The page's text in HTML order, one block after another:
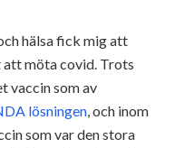
hälsa fick mig att
att möta covid. Trots
vaccin som av
lösningen, och inom
som var den stora